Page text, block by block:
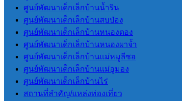
ศูนย์พัฒนาเด็กเล็กบ้านน้ำริน
ศูนย์พัฒนาเด็กเล็กบ้านสบป่อง
ศูนย์พัฒนาเด็กเล็กบ้านหนองตอง
ศูนย์พัฒนาเด็กเล็กบ้านหนองผาจ้ำ
ศูนย์พัฒนาเด็กเล็กบ้านแม่หมูลีซอ
ศูนย์พัฒนาเด็กเล็กบ้านแม่อูมอง
ศูนย์พัฒนาเด็กเล็กบ้านไร่
สถานที่สําคัญ/แหล่งท่องเที่ยว
LPA
การประเมินประสิทธิภาพขององค์กร
ปกครองส่วนท้องถิ่น LPA
แผนพัฒนา